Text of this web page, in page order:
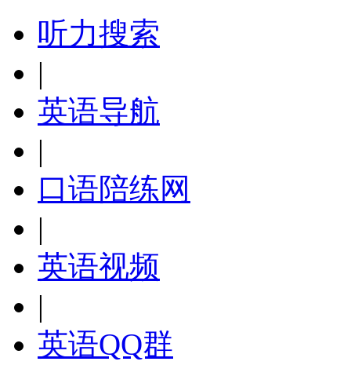
听力搜索
|
英语导航
|
口语陪练网
|
英语视频
|
英语QQ群